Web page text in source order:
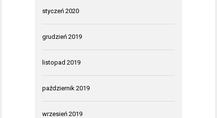
styczeń 2020
grudzień 2019
listopad 2019
październik 2019
wrzesień 2019